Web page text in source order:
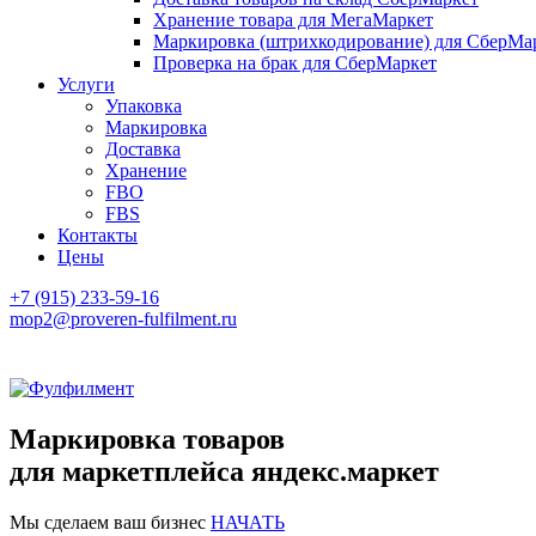
Хранение товара для МегаМаркет
Маркировка (штрихкодирование) для
Проверка на брак для СберМаркет
Услуги
Упаковка
Маркировка
Доставка
Хранение
FBO
FBS
Контакты
Цены
+7 (915) 233-59-16
mop2@proveren-fulfilment.ru
Маркировка товаров
для маркетплейса яндекс.маркет
Мы сделаем ваш бизнес НАЧАТЬ